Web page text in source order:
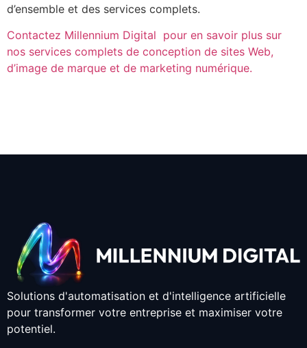
d’ensemble et des services complets.
Contactez Millennium Digital pour en savoir plus sur
nos services complets de conception de sites Web,
d’image de marque et de marketing numérique.
Solutions d'automatisation et d'intelligence artificielle
pour transformer votre entreprise et maximiser votre
potentiel.